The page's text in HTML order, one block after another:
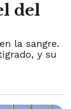
del
la sangre.
y su